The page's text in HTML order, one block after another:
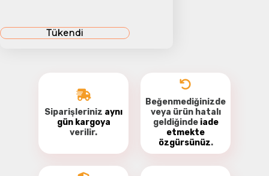
Tükendi
Siparişleriniz aynı
gün kargoya
verilir.
Beğenmediğinizde
veya ürün hatalı
geldiğinde iade
etmekte
özgürsünüz.